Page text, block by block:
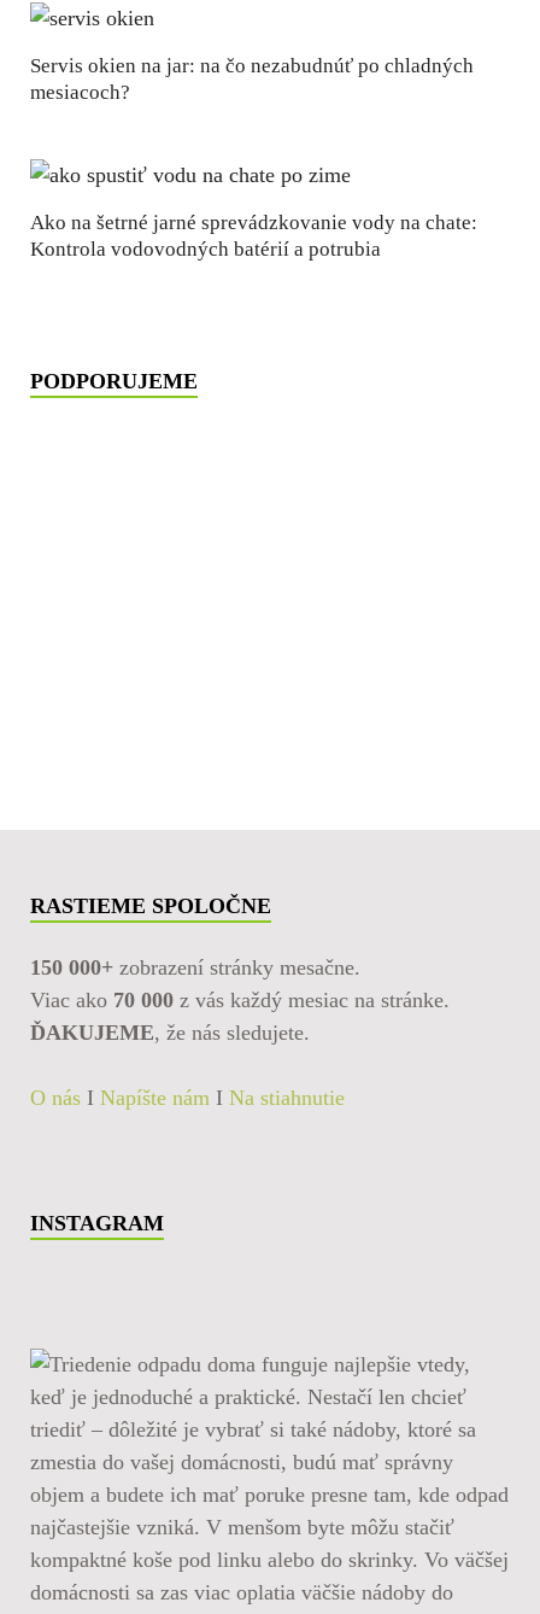
Servis okien na jar: na čo nezabudnúť po chladných
mesiacoch?
Ako na šetrné jarné sprevádzkovanie vody na chate:
Kontrola vodovodných batérií a potrubia
PODPORUJEME
RASTIEME SPOLOČNE
150 000+ zobrazení stránky mesačne.
Viac ako 70 000 z vás každý mesiac na stránke.
ĎAKUJEME, že nás sledujete.
O nás I Napíšte nám I Na stiahnutie
INSTAGRAM